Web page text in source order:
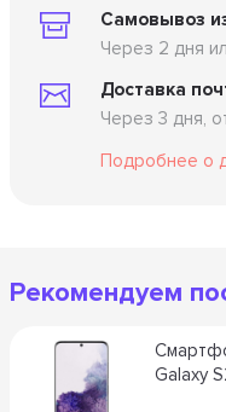
Самовывоз
Через 2 дня
Доставка
Через 3 дня,
Подробнее о
Рекомендуем
Galaxy